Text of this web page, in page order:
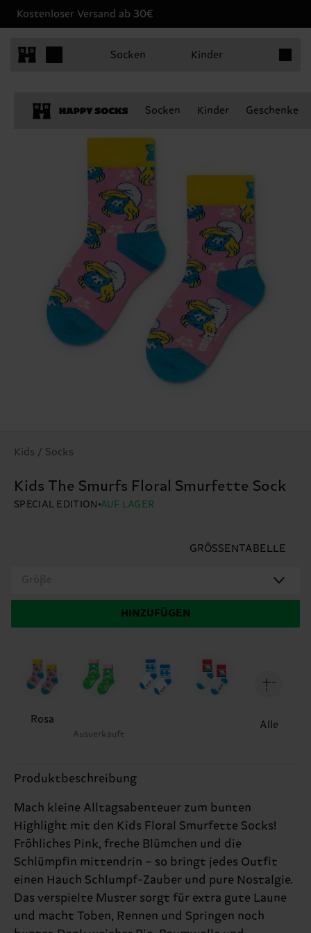
Kostenloser Versand ab 30€
Socken Kinder
Socken Kinder Geschenke
Kids / Socks
Kids The Smurfs Floral Smurfette Sock
SPECIAL EDITION AUF LAGER
GRÖSSENTABELLE
Größe
HINZUFÜGEN
Rosa
Ausverkauft
Alle
Produktbeschreibung
Mach kleine Alltagsabenteuer zum bunten
Highlight mit den Kids Floral Smurfette Socks!
Fröhliches Pink, freche Blümchen und die
Schlümpfin mittendrin – so bringt jedes Outfit
einen Hauch Schlumpf-Zauber und pure Nostalgie.
Das verspielte Muster sorgt für extra gute Laune
und macht Toben, Rennen und Springen noch